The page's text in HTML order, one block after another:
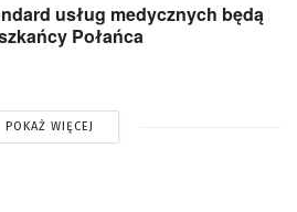
usług medycznych będą
Połańca
POKAŻ WIĘCEJ